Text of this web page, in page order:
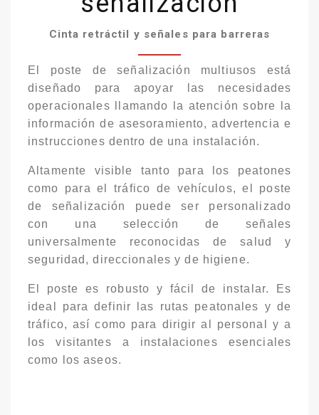
Cinta retráctil y señales para barreras
El poste de señalización multiusos está
diseñado para apoyar las necesidades
operacionales llamando la atención sobre la
información de asesoramiento, advertencia e
instrucciones dentro de una instalación.
Altamente visible tanto para los peatones
como para el tráfico de vehículos, el poste
de señalización puede ser personalizado
con una selección de señales
universalmente reconocidas de salud y
seguridad, direccionales y de higiene.
El poste es robusto y fácil de instalar. Es
ideal para definir las rutas peatonales y de
tráfico, así como para dirigir al personal y a
los visitantes a instalaciones esenciales
como los aseos.